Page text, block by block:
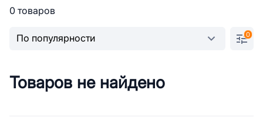
0 товаров
0
Товаров не найдено